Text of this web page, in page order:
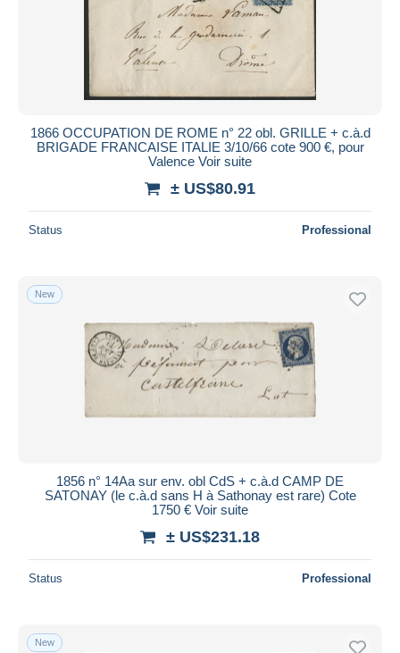
1866 OCCUPATION DE ROME n° 22 obl. GRILLE + c.à.d
BRIGADE FRANCAISE ITALIE 3/10/66 cote 900 €, pour
Valence Voir suite
± US$80.91
Status Professional
New
1856 n° 14Aa sur env. obl CdS + c.à.d CAMP DE
SATONAY (le c.à.d sans H à Sathonay est rare) Cote
1750 € Voir suite
± US$231.18
Status Professional
New